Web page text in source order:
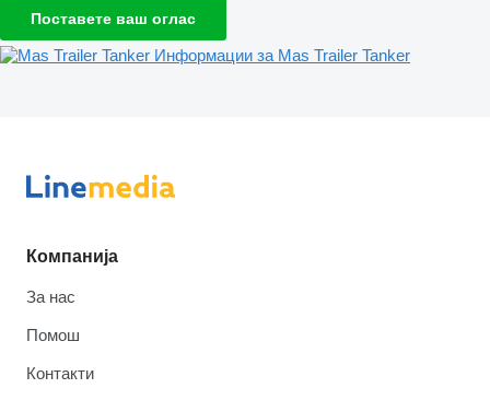
Поставете ваш оглас
Информации за Mas Trailer Tanker
Компанија
За нас
Помош
Контакти